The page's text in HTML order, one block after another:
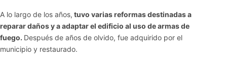
A lo largo de los años, tuvo varias reformas destinadas a
reparar daños y a adaptar el edificio al uso de armas de
fuego. Después de años de olvido, fue adquirido por el
municipio y restaurado.